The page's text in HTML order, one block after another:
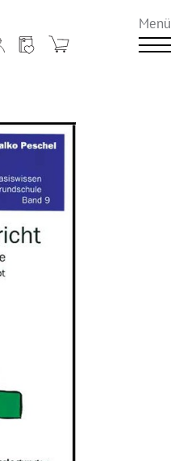
Menü